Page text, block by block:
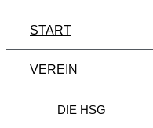
START
VEREIN
DIE HSG